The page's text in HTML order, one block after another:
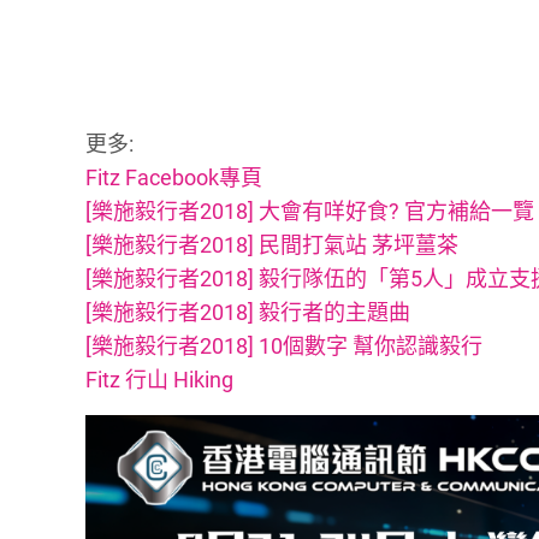
更多:
Fitz Facebook專頁
[樂施毅行者2018] 大會有咩好食? 官方補給一覽
[樂施毅行者2018] 民間打氣站 茅坪薑茶
[樂施毅行者2018] 毅行隊伍的「第5人」成立支
[樂施毅行者2018] 毅行者的主題曲
[樂施毅行者2018] 10個數字 幫你認識毅行
Fitz 行山 Hiking